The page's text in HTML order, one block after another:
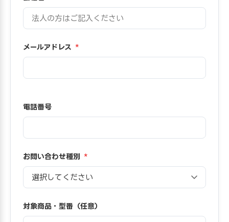
メールアドレス *
電話番号
お問い合わせ種別 *
対象商品・型番（任意）